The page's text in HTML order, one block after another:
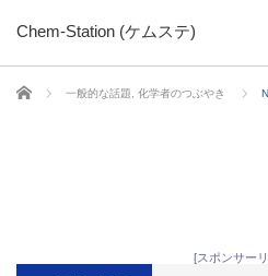
Chem-Station (ケムステ)
ホーム 一般的な話題 化学者のつぶやき
[スポンサー